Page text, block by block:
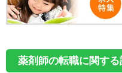
薬剤師の転職に関する